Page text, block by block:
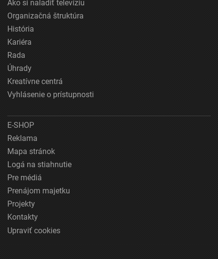
Ako si naladiť televíziu
Organizačná štruktúra
História
Kariéra
Rada
Úhrady
Kreatívne centrá
Vyhlásenie o prístupnosti
E-SHOP
Reklama
Mapa stránok
Logá na stiahnutie
Pre médiá
Prenájom majetku
Projekty
Kontakty
Upraviť cookies